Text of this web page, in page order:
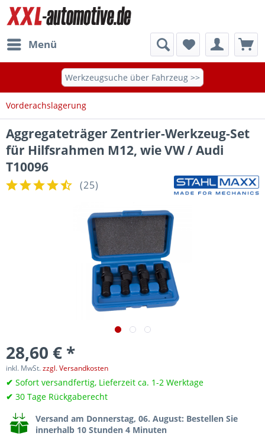
Menü
Werkzeugsuche über Fahrzeug >>
Vorderachslagerung
Aggregateträger Zentrier-Werkzeug-Set
für Hilfsrahmen M12, wie VW / Audi
T10096
(25)
28,60 € *
inkl. MwSt.zzgl. Versandkosten
✔ Sofort versandfertig, Lieferzeit ca. 1-2 Werktage
✔ 30 Tage Rückgaberecht
Versand am Donnerstag, 06. August: Bestellen Sie
innerhalb 10 Stunden 4 Minuten